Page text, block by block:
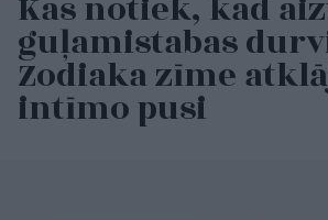
guļamistabas
Zodiaka zīme
intīmo pusi